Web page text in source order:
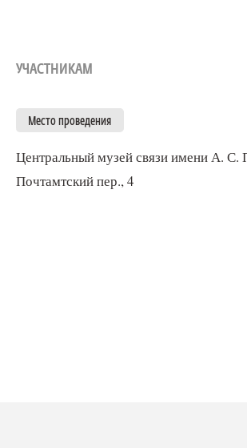
УЧАСТНИКАМ
Место проведения
Центральный музей связи имени А. С.
Почтамтский пер., 4